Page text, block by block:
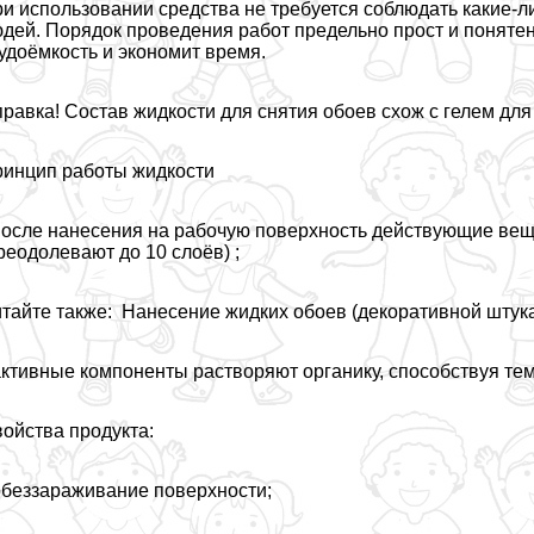
использовании средства не требуется соблюдать какие-
Порядок проведения работ предельно прост и
и экономит время.
Состав жидкости для снятия обоев схож с гелем
работы жидкости
нанесения на рабочую поверхность действующие
до 10 слоёв) ;
также: Нанесение жидких обоев (декоративной
компоненты растворяют органику, способствуя
продукта:
поверхности;